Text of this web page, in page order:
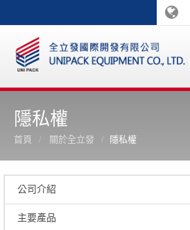
隱私權
首頁 關於全立發 隱私權
公司介紹
主要產品